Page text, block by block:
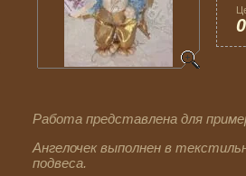
0
Работа представлена для
Ангелочек выполнен в
подвеса.